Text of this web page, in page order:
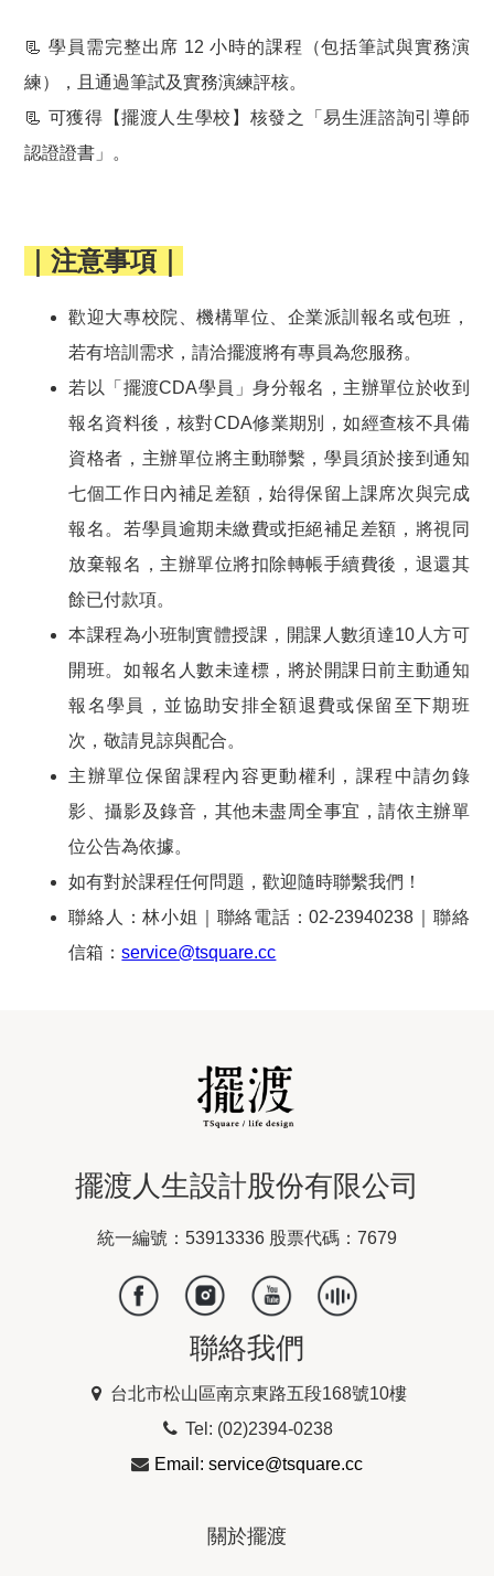
📃 學員需完整出席 12 小時的課程（包括筆試與實務演
練），且通過筆試及實務演練評核。
📃 可獲得【擺渡人生學校】核發之「易生涯諮詢引導師
認證證書」。
｜注意事項｜
歡迎大專校院、機構單位、企業派訓報名或包班，
若有培訓需求，請洽擺渡將有專員為您服務。
若以「擺渡CDA學員」身分報名，主辦單位於收到
報名資料後，核對CDA修業期別，如經查核不具備
資格者，主辦單位將主動聯繫，學員須於接到通知
七個工作日內補足差額，始得保留上課席次與完成
報名。若學員逾期未繳費或拒絕補足差額，將視同
放棄報名，主辦單位將扣除轉帳手續費後，退還其
餘已付款項。
本課程為小班制實體授課，開課人數須達10人方可
開班。如報名人數未達標，將於開課日前主動通知
報名學員，並協助安排全額退費或保留至下期班
次，敬請見諒與配合。
主辦單位保留課程內容更動權利，課程中請勿錄
影、攝影及錄音，其他未盡周全事宜，請依主辦單
位公告為依據。
如有對於課程任何問題，歡迎隨時聯繫我們！
聯絡人：林小姐｜聯絡電話：02-23940238｜聯絡
信箱：service@tsquare.cc
擺渡人生設計股份有限公司
統一編號：53913336 股票代碼：7679
聯絡我們
台北市松山區南京東路五段168號10樓
Tel: (02)2394-0238
Email: service@tsquare.cc
關於擺渡